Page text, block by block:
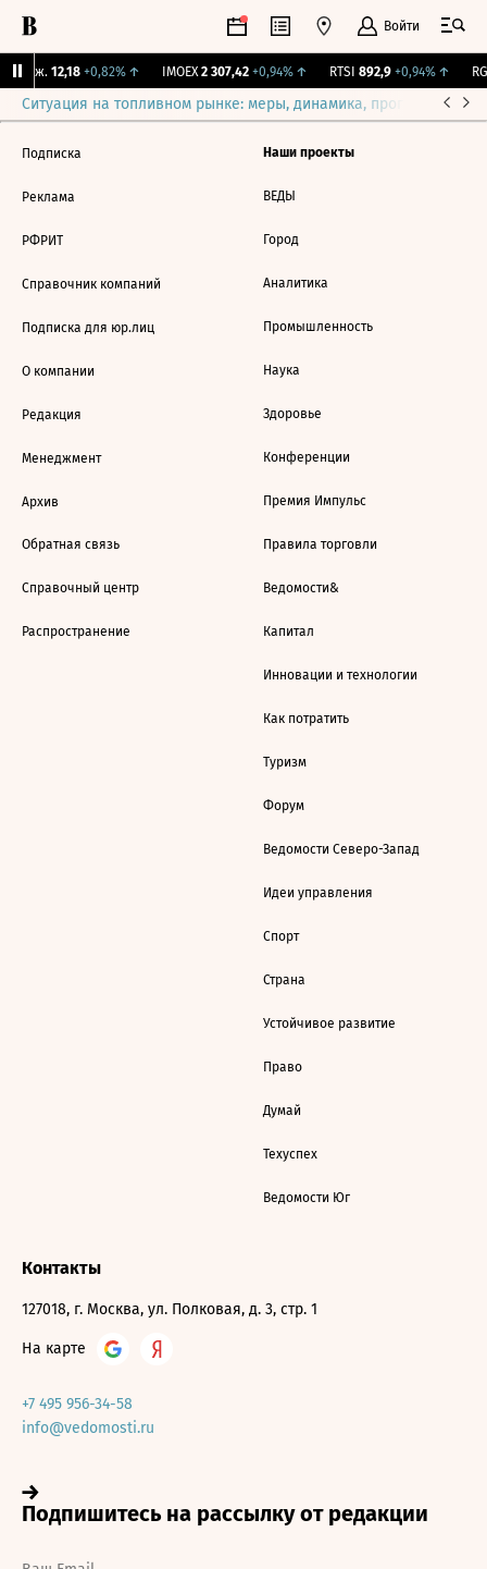
Войти
Бирж. 12,18 +0,82%↑ IMOEX 2 307,42 +0,94%↑ RTSI 892,9 +0,94%↑
Ситуация на топливном рынке: меры, динамика, прогнозы
Подписка
Реклама
РФРИТ
Справочник компаний
Подписка для юр.лиц
О компании
Редакция
Менеджмент
Архив
Обратная связь
Справочный центр
Распространение
Наши проекты
ВЕДЫ
Город
Аналитика
Промышленность
Наука
Здоровье
Конференции
Премия Импульс
Правила торговли
Ведомости&
Капитал
Инновации и технологии
Как потратить
Туризм
Форум
Ведомости Северо-Запад
Идеи управления
Спорт
Страна
Устойчивое развитие
Право
Думай
Техуспех
Ведомости Юг
Контакты
127018, г. Москва, ул. Полковая, д. 3, стр. 1
На карте
+7 495 956-34-58
info@vedomosti.ru